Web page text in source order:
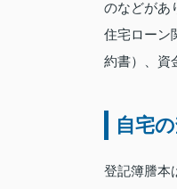
のなどがあ
住宅ローン
約書）、資
自宅
登記簿謄本